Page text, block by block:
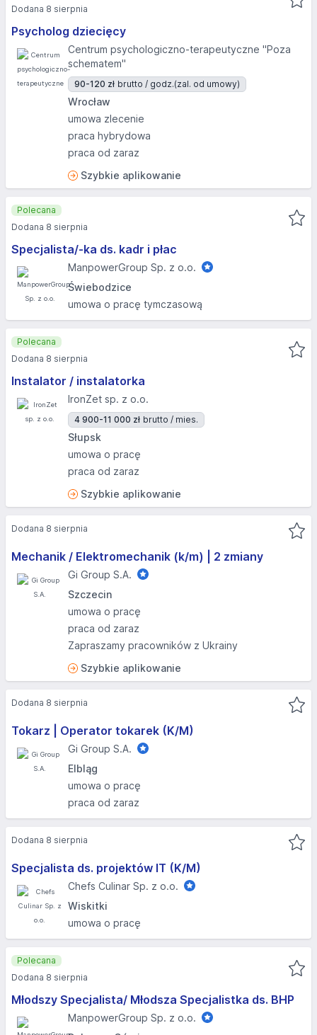
Psycholog dziecięcy
Centrum psychologiczno-terapeutyczne "Poza
schematem"
90-120 zł brutto / godz.(zal. od umowy)
Wrocław
umowa zlecenie
praca hybrydowa
praca od zaraz
Szybkie aplikowanie
Dodana 8 sierpnia
Specjalista/-ka ds. kadr i płac
ManpowerGroup Sp. z o.o.
Świebodzice
umowa o pracę tymczasową
Polecana
Dodana 8 sierpnia
Instalator / instalatorka
IronZet sp. z o.o.
4 900-11 000 zł brutto / mies.
Słupsk
umowa o pracę
praca od zaraz
Szybkie aplikowanie
Polecana
Dodana 8 sierpnia
Mechanik / Elektromechanik (k/m) | 2 zmiany
Gi Group S.A.
Szczecin
umowa o pracę
praca od zaraz
Zapraszamy pracowników z Ukrainy
Szybkie aplikowanie
Dodana 8 sierpnia
Tokarz | Operator tokarek (K/M)
Gi Group S.A.
Elbląg
umowa o pracę
praca od zaraz
Dodana 8 sierpnia
Specjalista ds. projektów IT (K/M)
Chefs Culinar Sp. z o.o.
Wiskitki
umowa o pracę
Dodana 8 sierpnia
Młodszy Specjalista/ Młodsza Specjalistka ds. BHP
ManpowerGroup Sp. z o.o.
Polecana
Dodana 8 sierpnia